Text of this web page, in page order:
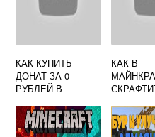
КАК КУПИТЬ
ДОНАТ ЗА 0
РУБЛЕЙ В
КАК В